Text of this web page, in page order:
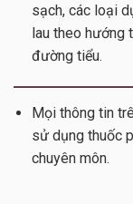
sạch, các loại
lau theo hướng
đường tiểu.
Mọi thông tin
sử dụng thuốc
chuyên môn.